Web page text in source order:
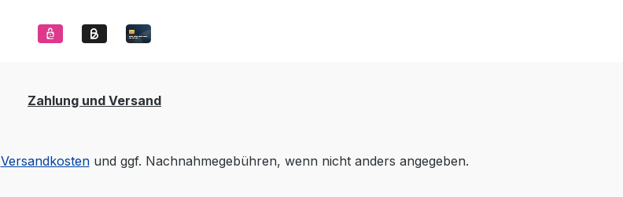
Zahlung und Versand
Versandkostenund ggf. Nachnahmegebühren, wenn nicht anders angegeben.